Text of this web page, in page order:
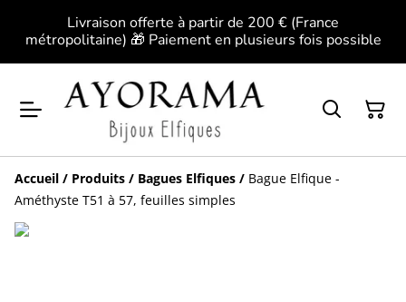
Livraison offerte à partir de 200 € (France
métropolitaine) 🎁 Paiement en plusieurs fois possible
Accueil / Produits / Bagues Elfiques / Bague Elfique -
Améthyste T51 à 57, feuilles simples